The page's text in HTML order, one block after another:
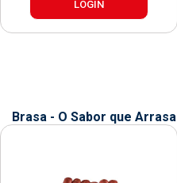
LOGIN
Brasa - O Sabor que Arrasa